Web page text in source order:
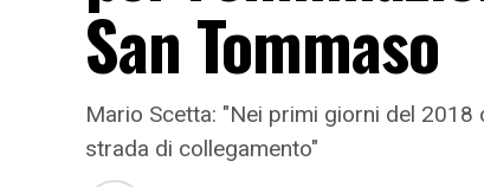
San Tommaso
Mario Scetta: "Nei primi giorni del
strada di collegamento"